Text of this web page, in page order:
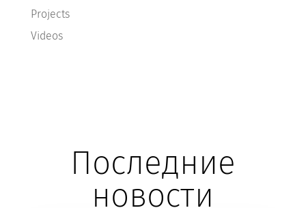
Projects
Videos
Последние
новости